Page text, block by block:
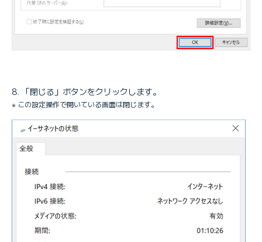
「閉じる」ボタンをクリックします。
※ この設定操作で開いている画面は閉じます。